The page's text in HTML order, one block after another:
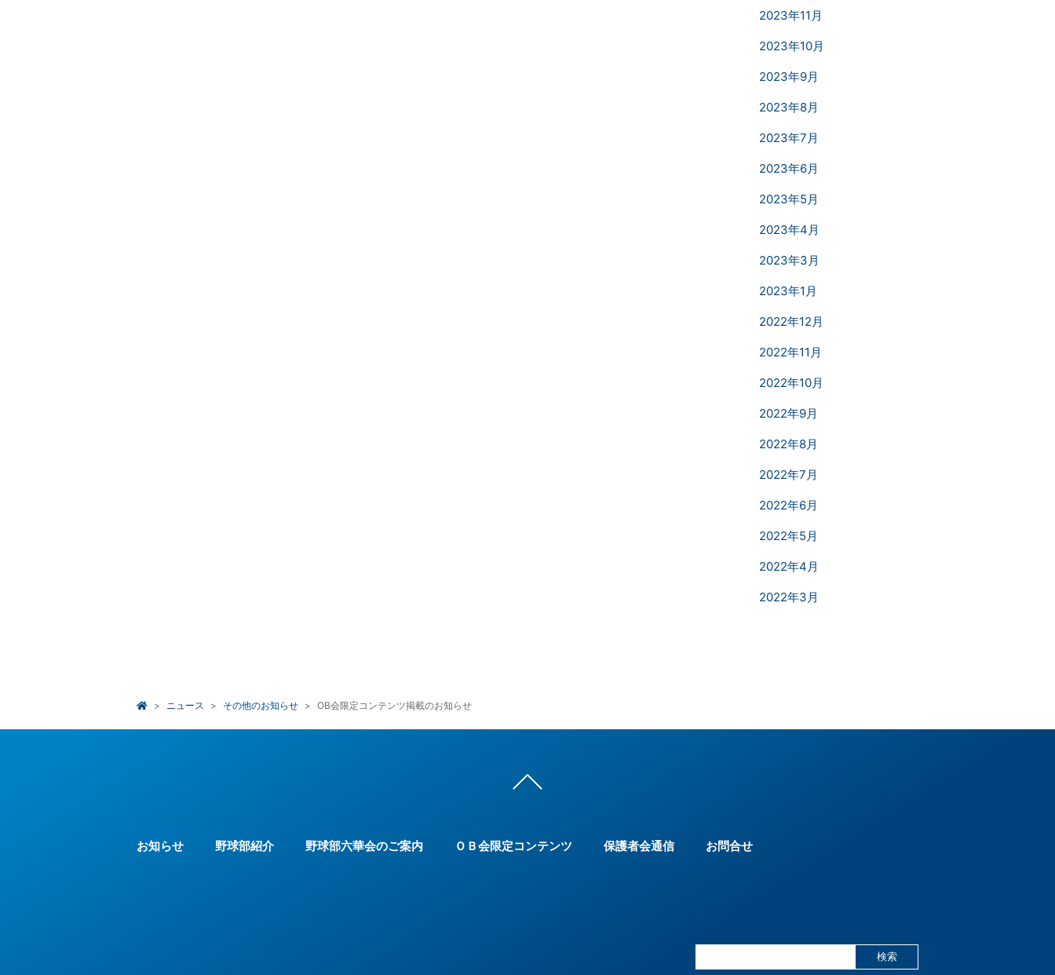
2023年11月
2023年10月
2023年9月
2023年8月
2023年7月
2023年6月
2023年5月
2023年4月
2023年3月
2023年1月
2022年12月
2022年11月
2022年10月
2022年9月
2022年8月
2022年7月
2022年6月
2022年5月
2022年4月
2022年3月
ニュース その他のお知らせ OB会限定コンテンツ掲載のお知らせ
お知らせ 野球部紹介 野球部六華会のご案内 ＯＢ会限定コンテンツ 保護者会通信 お問合せ
検索